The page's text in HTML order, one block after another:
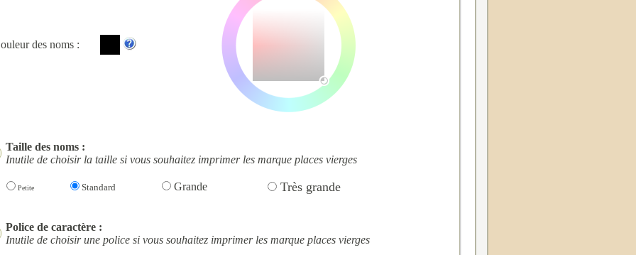
des noms :
Taille des noms :
Inutile de choisir la taille si vous souhaitez imprimer les marque places vierges
Petite Standard Grande Très grande
Police de caractère :
Inutile de choisir une police si vous souhaitez imprimer les marque places vierges